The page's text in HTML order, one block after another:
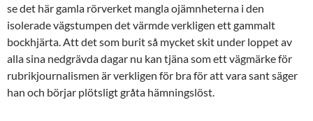
se det här gamla rörverket mangla ojämnheterna i den
isolerade vägstumpen det värmde verkligen ett gammalt
bockhjärta. Att det som burit så mycket skit under loppet av
alla sina nedgrävda dagar nu kan tjäna som ett vägmärke för
rubrikjournalismen är verkligen för bra för att vara sant säger
han och börjar plötsligt gråta hämningslöst.